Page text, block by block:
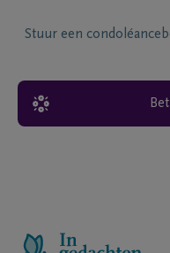
Stuur een